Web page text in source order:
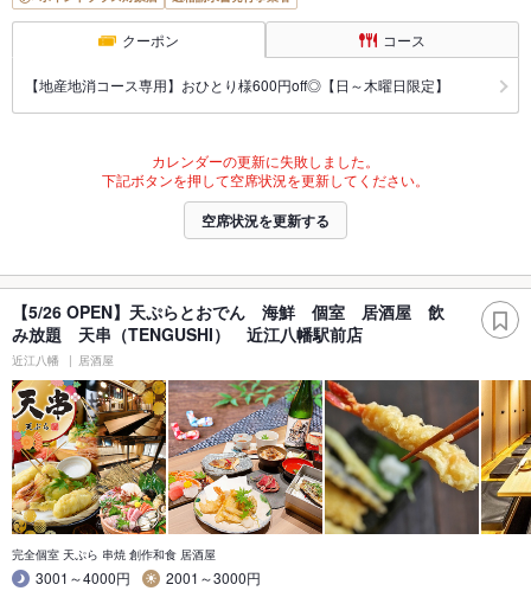
クーポン コース
【地産地消コース専用】おひとり様600円off◎【日～木曜日限定】
カレンダーの更新に失敗しました。
下記ボタンを押して空席状況を更新してください。
空席状況を更新する
【5/26 OPEN】天ぷらとおでん 海鮮 個室 居酒屋 飲
み放題 天串（TENGUSHI） 近江八幡駅前店
近江八幡 居酒屋
完全個室 天ぷら 串焼 創作和食 居酒屋
3001～4000円
2001～3000円